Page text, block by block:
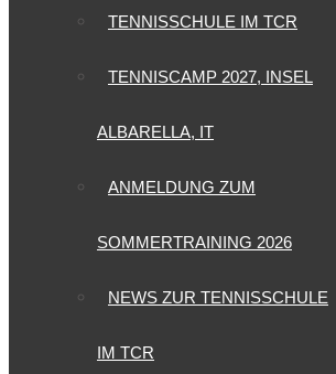
TENNISSCHULE IM TCR
TENNISCAMP 2027, INSEL
ALBARELLA, IT
ANMELDUNG ZUM
SOMMERTRAINING 2026
NEWS ZUR TENNISSCHULE
IM TCR